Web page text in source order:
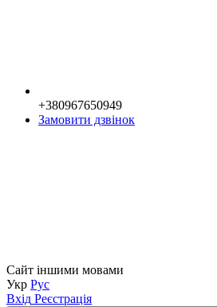
+380967650949
Замовити дзвінок
Сайт іншими мовами
Укр Рус
Вхід Реєстрація